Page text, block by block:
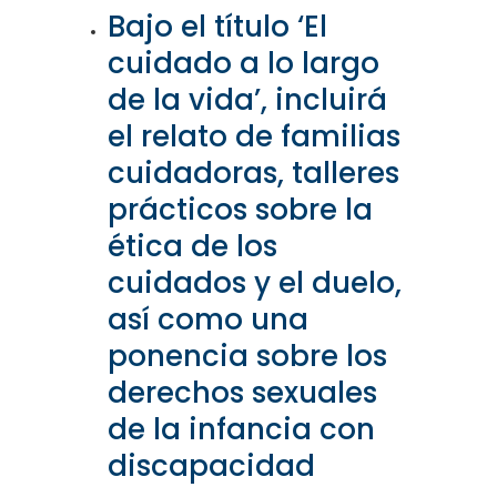
Bajo el título ‘El
cuidado a lo largo
de la vida’, incluirá
el relato de familias
cuidadoras, talleres
prácticos sobre la
ética de los
cuidados y el duelo,
así como una
ponencia sobre los
derechos sexuales
de la infancia con
discapacidad